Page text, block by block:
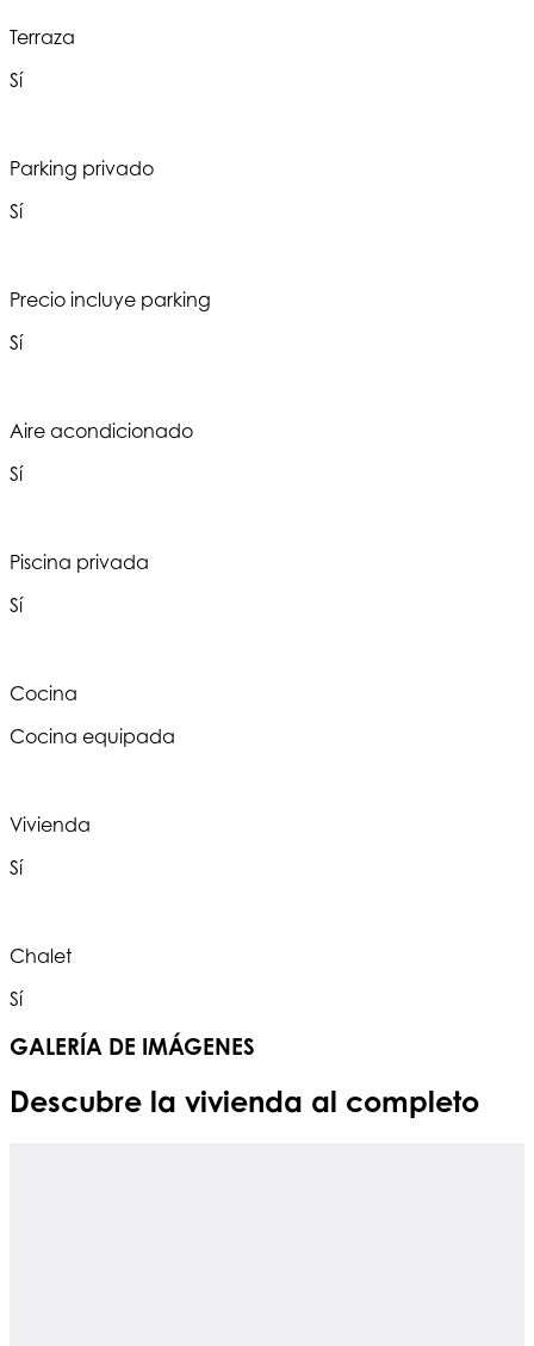
Terraza
Sí
Parking privado
Sí
Precio incluye parking
Sí
Aire acondicionado
Sí
Piscina privada
Sí
Cocina
Cocina equipada
Vivienda
Sí
Chalet
Sí
GALERÍA DE IMÁGENES
Descubre la vivienda al completo